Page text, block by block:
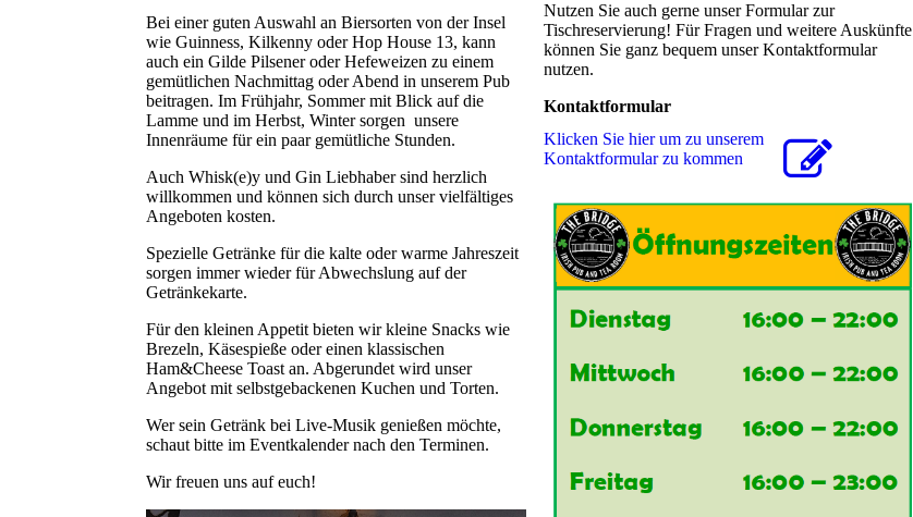
Bei einer guten Auswahl an Biersorten von der Insel
wie Guinness, Kilkenny oder Hop House 13, kann
auch ein Gilde Pilsener oder Hefeweizen zu einem
gemütlichen Nachmittag oder Abend in unserem Pub
beitragen. Im Frühjahr, Sommer mit Blick auf die
Lamme und im Herbst, Winter sorgen unsere
Innenräume für ein paar gemütliche Stunden.
Auch Whisk(e)y und Gin Liebhaber sind herzlich
willkommen und können sich durch unser vielfältiges
Angeboten kosten.
Spezielle Getränke für die kalte oder warme Jahreszeit
sorgen immer wieder für Abwechslung auf der
Getränkekarte.
Für den kleinen Appetit bieten wir kleine Snacks wie
Brezeln, Käsespieße oder einen klassischen
Ham&Cheese Toast an. Abgerundet wird unser
Angebot mit selbstgebackenen Kuchen und Torten.
Wer sein Getränk bei Live-Musik genießen möchte,
schaut bitte im Eventkalender nach den Terminen.
Wir freuen uns auf euch!
Nutzen Sie auch gerne unser Formular zur
Tischreservierung! Für Fragen und weitere Auskünfte
können Sie ganz bequem unser Kontaktformular
nutzen.
Kontaktformular
Klicken Sie hier um zu unserem
Kon­takt­for­mu­lar zu kommen